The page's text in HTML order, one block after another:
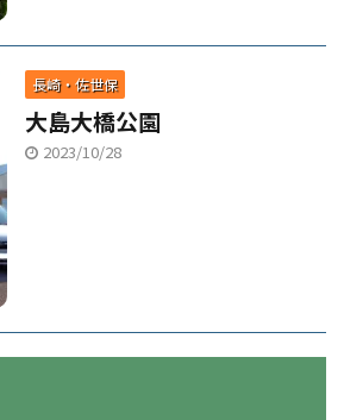
長崎・佐世保
大島大橋公園
2023/10/28